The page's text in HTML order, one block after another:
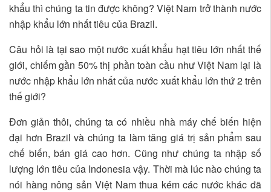
khẩu thì chúng ta tin được không? Việt Nam trở thành nước
nhập khẩu lớn nhất tiêu của Brazil.
Câu hỏi là tại sao một nước xuất khẩu hạt tiêu lớn nhất thế
giới, chiếm gần 50% thị phần toàn cầu như Việt Nam lại là
nước nhập khẩu lớn nhất của nước xuất khẩu lớn thứ 2 trên
thế giới?
Đơn giản thôi, chúng ta có nhiều nhà máy chế biến hiện
đại hơn Brazil và chúng ta làm tăng giá trị sản phẩm sau
chế biến, bán giá cao hơn. Cũng như chúng ta nhập số
lượng lớn tiêu của Indonesia vậy. Thời mà lúc nào chúng ta
nói hàng nông sản Việt Nam thua kém các nước khác đã